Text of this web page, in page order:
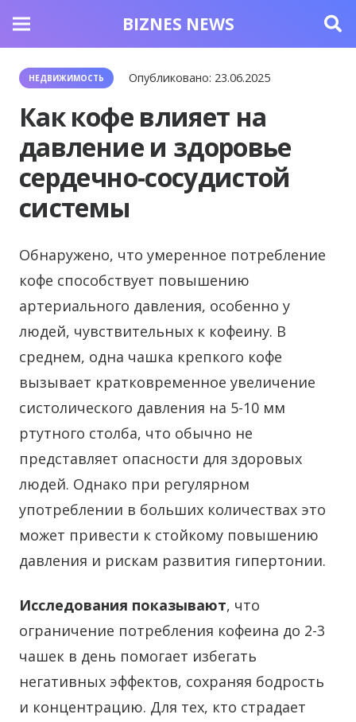
BIZNES NEWS
НЕДВИЖИМОСТЬ Опубликовано: 23.06.2025
Как кофе влияет на
давление и здоровье
сердечно-сосудистой
системы
Обнаружено, что умеренное потребление
кофе способствует повышению
артериального давления, особенно у
людей, чувствительных к кофеину. В
среднем, одна чашка крепкого кофе
вызывает кратковременное увеличение
систолического давления на 5-10 мм
ртутного столба, что обычно не
представляет опасности для здоровых
людей. Однако при регулярном
употреблении в больших количествах это
может привести к стойкому повышению
давления и рискам развития гипертонии.
Исследования показывают, что
ограничение потребления кофеина до 2-3
чашек в день помогает избегать
негативных эффектов, сохраняя бодрость
и концентрацию. Для тех, кто страдает